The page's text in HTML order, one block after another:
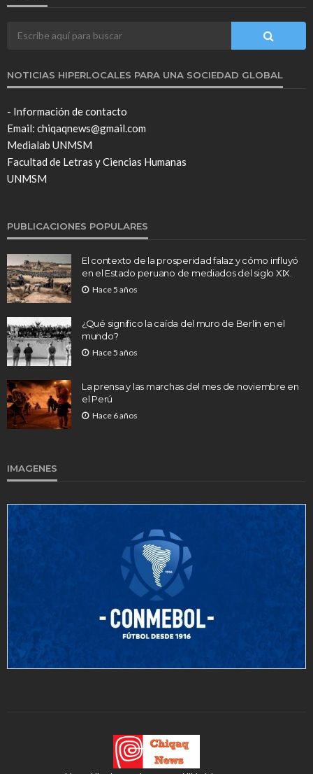
NOTICIAS HIPERLOCALES PARA UNA SOCIEDAD GLOBAL
- Información de contacto
Email: chiqaqnews@gmail.com
Medialab UNMSM
Facultad de Letras y Ciencias Humanas
UNMSM
PUBLICACIONES POPULARES
El contexto de la prosperidad falaz y cómo influyó
en el Estado peruano de mediados del siglo XIX.
Hace 5 años
¿Qué significo la caída del muro de Berlín en el
mundo?
Hace 5 años
La prensa y las marchas del mes de noviembre en
el Perú
Hace 6 años
IMAGENES